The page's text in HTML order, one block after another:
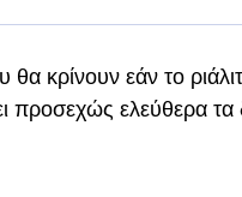
κρίνουν εάν το
προσεχώς ελεύθερα τα